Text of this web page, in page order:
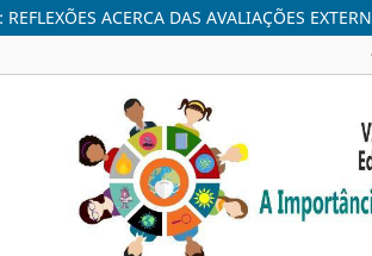
ACERCA DAS AVALIAÇÕES